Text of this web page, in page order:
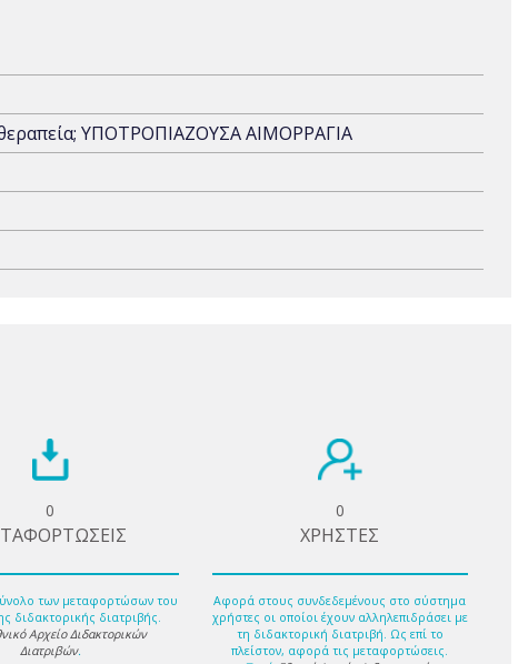
ΥΠΟΤΡΟΠΙΑΖΟΥΣΑ ΑΙΜΟΡΡΑΓΙΑ
0
των μεταφορτώσων του
διδακτορικής διατριβής.
Αρχείο Διδακτορικών
Διατριβών.
0
ΧΡΗΣΤΕΣ
Αφορά στους συνδεδεμένους στο σύστημα
χρήστες οι οποίοι έχουν αλληλεπιδράσει με
τη διδακτορική διατριβή. Ως επί το
πλείστον, αφορά τις μεταφορτώσεις.